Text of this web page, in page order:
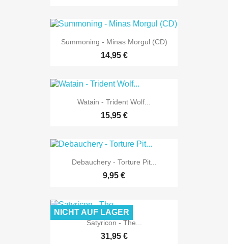
Summoning - Minas Morgul (CD)
14,95 €
Watain - Trident Wolf...
15,95 €
Debauchery - Torture Pit...
9,95 €
Satyricon - The...
31,95 €
NICHT AUF LAGER